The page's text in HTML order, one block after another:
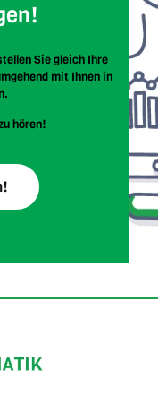
Sie gleich Ihre
mit Ihnen in
hören!